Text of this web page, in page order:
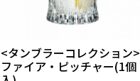
<タンブラーコレクション>
ファイア・ピッチャー(1個